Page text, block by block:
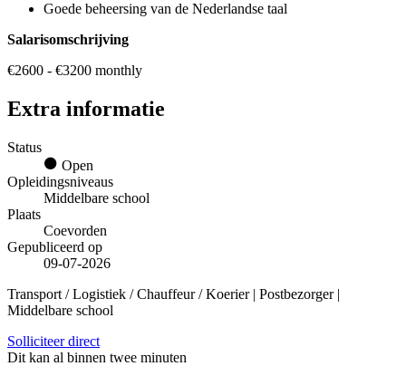
Goede beheersing van de Nederlandse taal
Salarisomschrijving
€2600 - €3200 monthly
Extra informatie
Status
Open
Opleidingsniveaus
Middelbare school
Plaats
Coevorden
Gepubliceerd op
09-07-2026
Transport / Logistiek / Chauffeur / Koerier | Postbezorger |
Middelbare school
Solliciteer direct
Dit kan al binnen twee minuten